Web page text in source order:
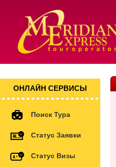
ОНЛАЙН СЕРВИСЫ
Поиск Тура
Статус Заявки
Статус Визы